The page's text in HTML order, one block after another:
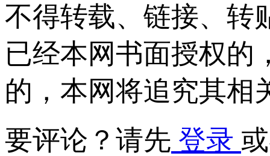
不得转载、链接、转
已经本网书面授权的
的，本网将追究其相
要评论？请先 登录